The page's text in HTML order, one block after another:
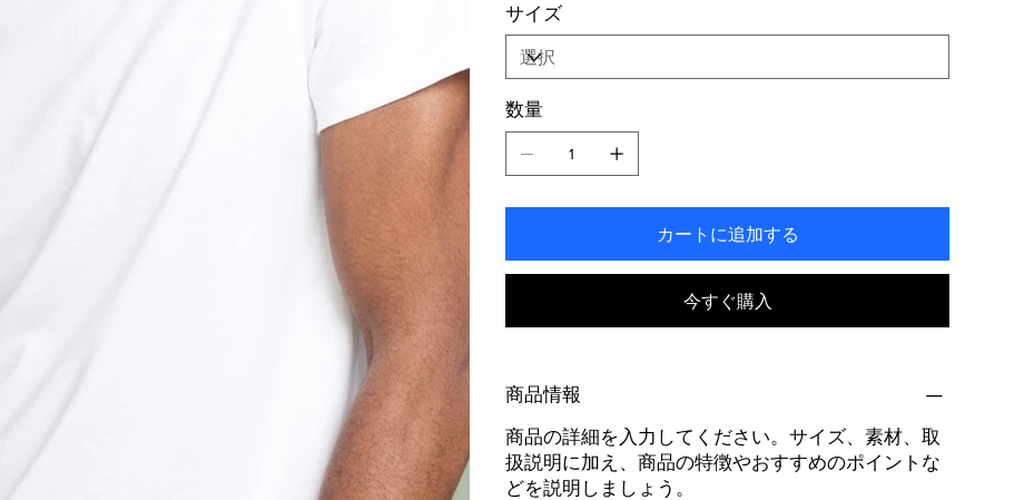
サイズ
数量
カートに追加する
今すぐ購入
商品情報
商品の詳細を入力してください。サイズ、素材、取
扱説明に加え、商品の特徴やおすすめのポイントな
どを説明しましょう。